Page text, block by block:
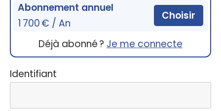
Abonnement annuel
1 700 € / An
Choisir
Déjà abonné ? Je me connecte
Identifiant